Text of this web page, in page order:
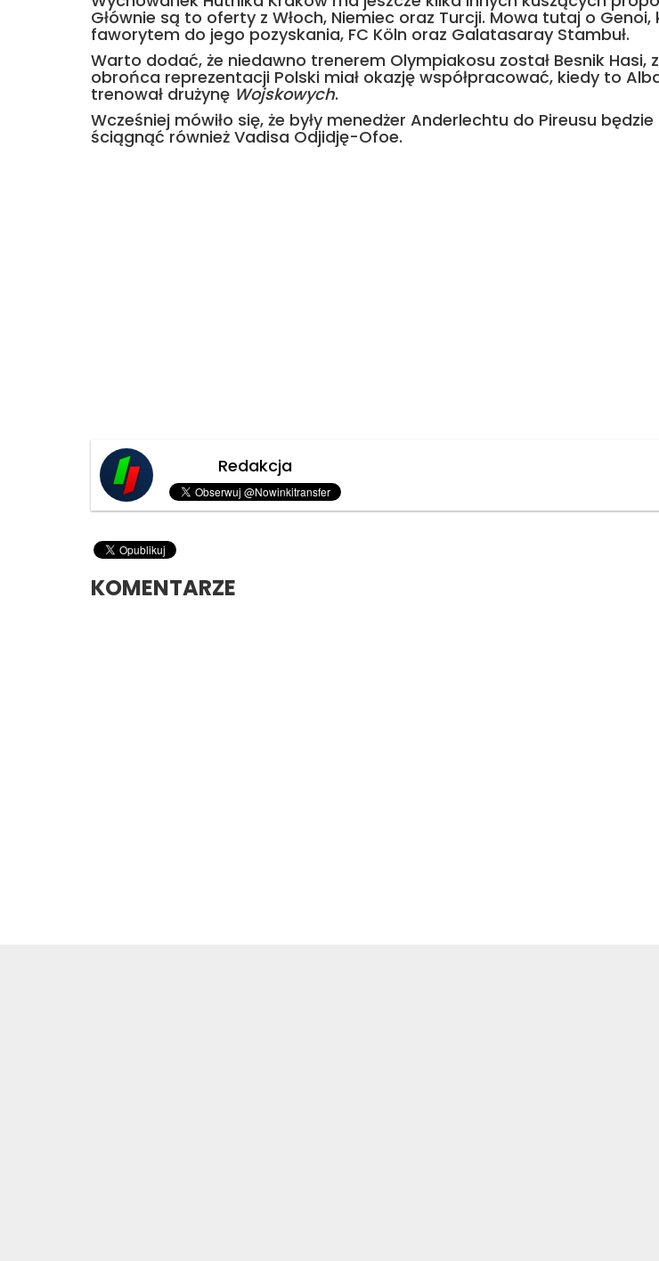
Głównie są to oferty z Włoch, Niemiec oraz Turcji. Mowa tutaj o
faworytem do jego pozyskania, FC Köln oraz Galatasaray Stambuł.
Warto dodać, że niedawno trenerem Olympiakosu został Besnik Hasi,
obrońca reprezentacji Polski miał okazję współpracować, kiedy to
trenował drużynę Wojskowych.
Wcześniej mówiło się, że były menedżer Anderlechtu do Pireusu będzie
ściągnąć również Vadisa Odjidję-Ofoe.
Redakcja
KOMENTARZE